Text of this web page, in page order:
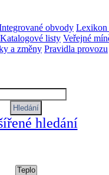
obvody Lexikon
Katalogové listy Veřejné
a změny Pravidla provozu
hledání